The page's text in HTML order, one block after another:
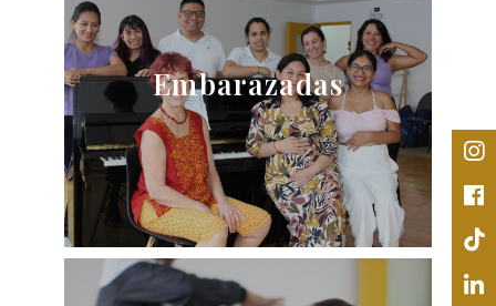
Embarazadas
Canto Pre Natal
Ver información